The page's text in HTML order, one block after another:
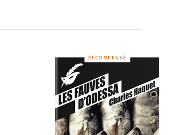
RÉCOMPENSÉ